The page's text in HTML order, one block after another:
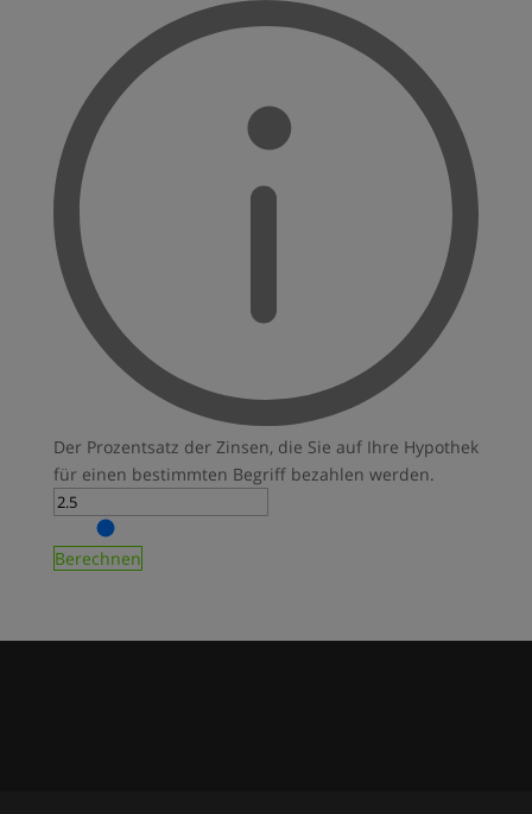
Der Prozentsatz der Zinsen, die Sie auf Ihre Hypothek
für einen bestimmten Begriff bezahlen werden.
Berechnen